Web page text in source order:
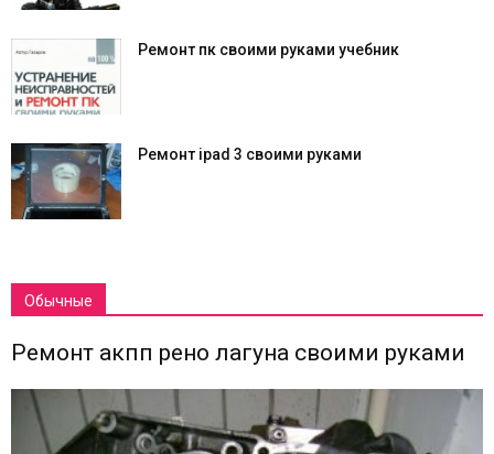
Ремонт пк своими руками учебник
Ремонт ipad 3 своими руками
Обычные
Ремонт акпп рено лагуна своими руками